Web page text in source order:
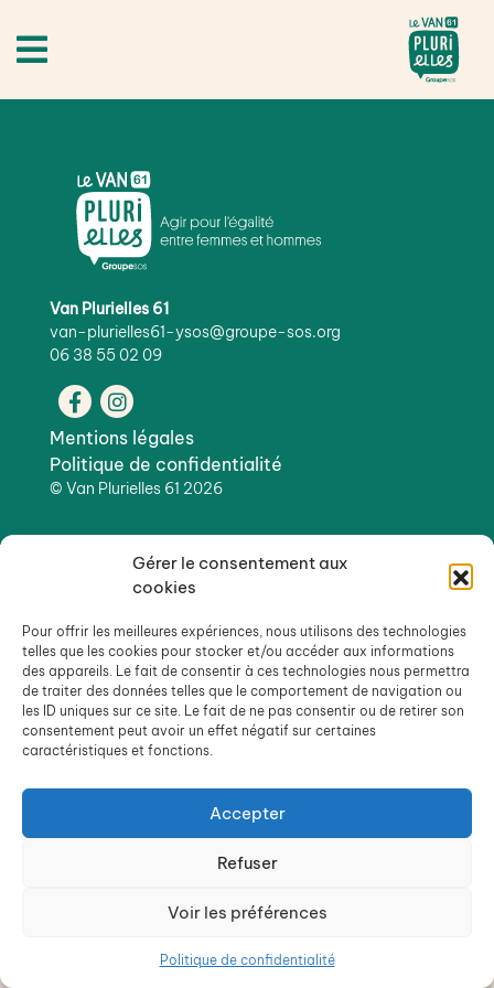
Gérer le consentement aux
cookies
Pour offrir les meilleures expériences, nous utilisons des technologies
telles que les cookies pour stocker et/ou accéder aux informations
des appareils. Le fait de consentir à ces technologies nous permettra
de traiter des données telles que le comportement de navigation ou
les ID uniques sur ce site. Le fait de ne pas consentir ou de retirer son
consentement peut avoir un effet négatif sur certaines
caractéristiques et fonctions.
Accepter
Refuser
Voir les préférences
Politique de confidentialité
Van Plurielles 61
van-plurielles61-ysos@groupe-sos.org
06 38 55 02 09
Mentions légales
Politique de confidentialité
© Van Plurielles 61 2026